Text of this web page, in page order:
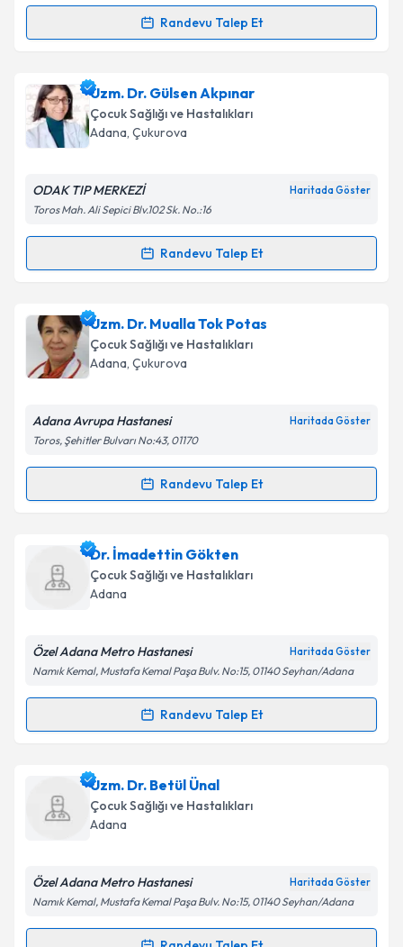
Kişisel verilerimin işlenmesine ilişkin
Metni'ni okudum ve kişisel verilerimin belirtilen
Takvim Talebini Gönder
Randevu Talep Et
Randevu Takvimi Talebi
Uzm. Dr. Bülent Aziz Özkaniçin randevu takvimi
talebi oluşturun. Size bu uzmandan randevu almanız
için bir takvim hazırlandığında e-posta ile
bilgilendireceğiz.
E-posta Adresiniz
Kişisel verilerimin işlenmesine ilişkinAydınlatma
kapsamda işlenmesini kabul ediyorum.
Takvim Talebini Gönder
Uzm. Dr. Gülsen Akpınar
Çocuk Sağlığı ve Hastalıkları
Adana, Çukurova
ODAK TIP MERKEZİ Haritada Göster
Toros Mah. Ali Sepici Blv.102 Sk. No.:16
Randevu Talep Et
Randevu Takvimi Talebi
Uzm. Dr. Gülsen Akpınariçin randevu takvimi talebi
oluşturun. Size bu uzmandan randevu almanız için bir
takvim hazırlandığında e-posta ile bilgilendireceğiz.
Kişisel verilerimin işlenmesine ilişkin
Metni'ni okudum ve kişisel verilerimin belirtilen
Takvim Talebini Gönder
Uzm. Dr. Mualla Tok Potas
Çocuk Sağlığı ve Hastalıkları
Adana, Çukurova
Adana Avrupa Hastanesi Haritada Göster
Toros, Şehitler Bulvarı No:43, 01170
Randevu Talep Et
Randevu Takvimi Talebi
Uzm. Dr. Mualla Tok Potasiçin randevu takvimi
talebi oluşturun. Size bu uzmandan randevu almanız
için bir takvim hazırlandığında e-posta ile
Kişisel verilerimin işlenmesine ilişkinAydınlatma
kapsamda işlenmesini kabul ediyorum.
Dr. İmadettin Gökten
Çocuk Sağlığı ve Hastalıkları
Adana
Özel Adana Metro Hastanesi Haritada Göster
Namık Kemal, Mustafa Kemal Paşa Bulv. No:15, 01140 Seyhan/Adana
Randevu Talep Et
Randevu Takvimi Talebi
Dr. İmadettin Gökteniçin randevu takvimi talebi
oluşturun. Size bu uzmandan randevu almanız için bir
takvim hazırlandığında e-posta ile bilgilendireceğiz.
Uzm. Dr. Betül Ünal
Çocuk Sağlığı ve Hastalıkları
Adana
Özel Adana Metro Hastanesi Haritada Göster
Namık Kemal, Mustafa Kemal Paşa Bulv. No:15, 01140 Seyhan/Adana